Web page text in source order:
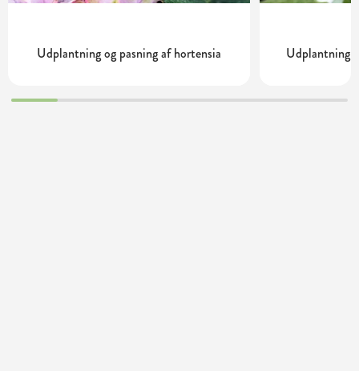
Udplantning og pasning af hortensia Udplantning